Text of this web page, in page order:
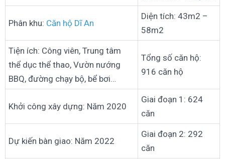
Phân khu: Căn hộ Dĩ An
Diện tích: 43m2 –
58m2
Tiện ích: Công viên, Trung tâm
thể dục thể thao, Vườn nướng
BBQ, đường chạy bộ, bể bơi…
Tổng số căn hộ:
916 căn hộ
Khởi công xây dựng: Năm 2020
Giai đoạn 1: 624
căn
Dự kiến bàn giao: Năm 2022
Giai đoạn 2: 292
căn